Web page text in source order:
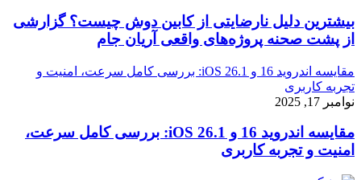
بیشترین دلیل نارضایتی از کابین دوش چیست؟ گزارشی
از پشت صحنه پروژه‌های واقعی آریان جام
مقایسه اندروید 16 و iOS 26.1: بررسی کامل سرعت، امنیت و
تجربه کاربری
نوامبر 17, 2025
مقایسه اندروید 16 و iOS 26.1: بررسی کامل سرعت،
امنیت و تجربه کاربری